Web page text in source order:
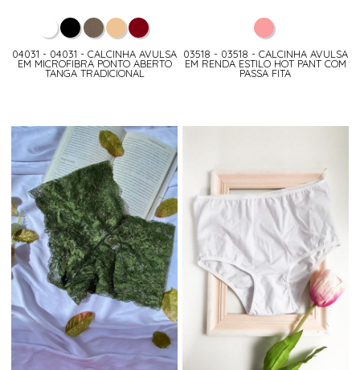
04031 - 04031 - CALCINHA AVULSA
EM MICROFIBRA PONTO ABERTO
TANGA TRADICIONAL
03518 - 03518 - CALCINHA AVULSA
EM RENDA ESTILO HOT PANT COM
PASSA FITA